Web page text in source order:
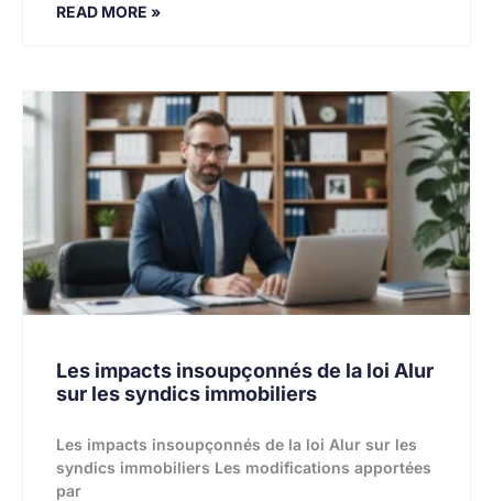
READ MORE »
Les impacts insoupçonnés de la loi Alur
sur les syndics immobiliers
Les impacts insoupçonnés de la loi Alur sur les
syndics immobiliers Les modifications apportées
par